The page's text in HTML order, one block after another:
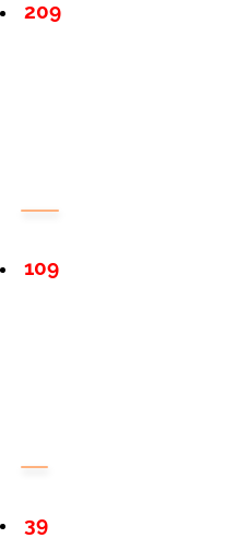
209
109
39